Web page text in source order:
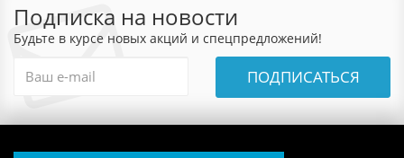
Подписка на новости
Будьте в курсе новых акций и спецпредложений!
ПОДПИСАТЬСЯ